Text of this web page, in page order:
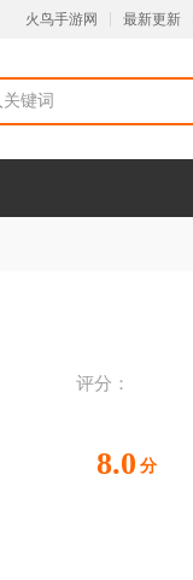
火鸟手游网 最新更新
评分：
8.0 分